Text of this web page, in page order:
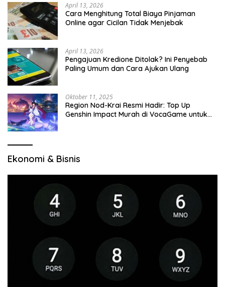
April 13, 2026
Cara Menghitung Total Biaya Pinjaman
Online agar Cicilan Tidak Menjebak
April 13, 2026
Pengajuan Kredione Ditolak? Ini Penyebab
Paling Umum dan Cara Ajukan Ulang
Oktober 11, 2025
Region Nod-Krai Resmi Hadir: Top Up
Genshin Impact Murah di VocaGame untuk
Ekonomi & Bisnis